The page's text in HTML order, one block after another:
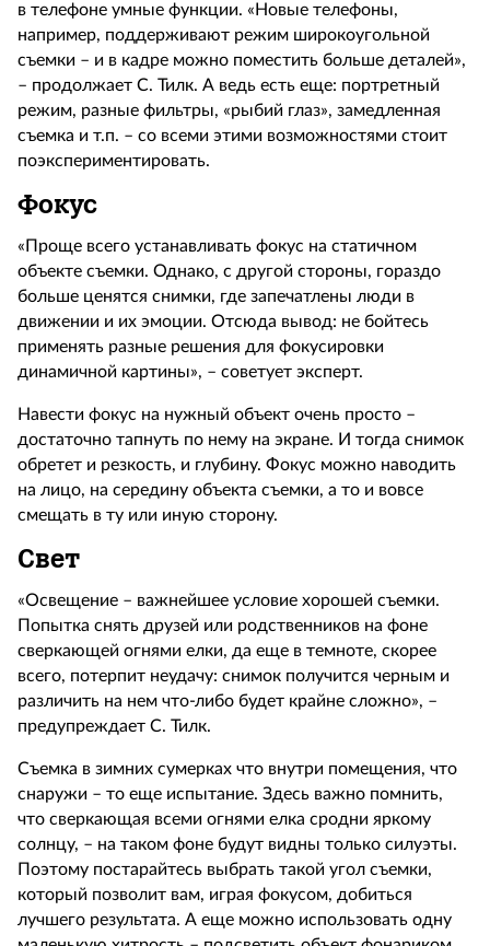
в телефоне умные функции. «Новые телефоны,
например, поддерживают режим широкоугольной
съемки – и в кадре можно поместить больше деталей»,
– продолжает С. Тилк. А ведь есть еще: портретный
режим, разные фильтры, «рыбий глаз», замедленная
съемка и т.п. – со всеми этими возможностями стоит
поэкспериментировать.
Фокус
«Проще всего устанавливать фокус на статичном
объекте съемки. Однако, с другой стороны, гораздо
больше ценятся снимки, где запечатлены люди в
движении и их эмоции. Отсюда вывод: не бойтесь
применять разные решения для фокусировки
динамичной картины», – советует эксперт.
Навести фокус на нужный объект очень просто –
достаточно тапнуть по нему на экране. И тогда снимок
обретет и резкость, и глубину. Фокус можно наводить
на лицо, на середину объекта съемки, а то и вовсе
смещать в ту или иную сторону.
Свет
«Освещение – важнейшее условие хорошей съемки.
Попытка снять друзей или родственников на фоне
сверкающей огнями елки, да еще в темноте, скорее
всего, потерпит неудачу: снимок получится черным и
различить на нем что-либо будет крайне сложно», –
предупреждает С. Тилк.
Съемка в зимних сумерках что внутри помещения, что
снаружи – то еще испытание. Здесь важно помнить,
что сверкающая всеми огнями елка сродни яркому
солнцу, – на таком фоне будут видны только силуэты.
Поэтому постарайтесь выбрать такой угол съемки,
который позволит вам, играя фокусом, добиться
лучшего результата. А еще можно использовать одну